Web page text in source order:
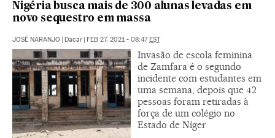
Nigéria busca mais de 300 alunas levadas em
novo sequestro em massa
JOSÉ NARANJO | Dacar | FEB 27, 2021 - 08:47EST
Invasão de escola feminina
de Zamfara é o segundo
incidente com estudantes em
uma semana, depois que 42
pessoas foram retiradas à
força de um colégio no
Estado de Níger